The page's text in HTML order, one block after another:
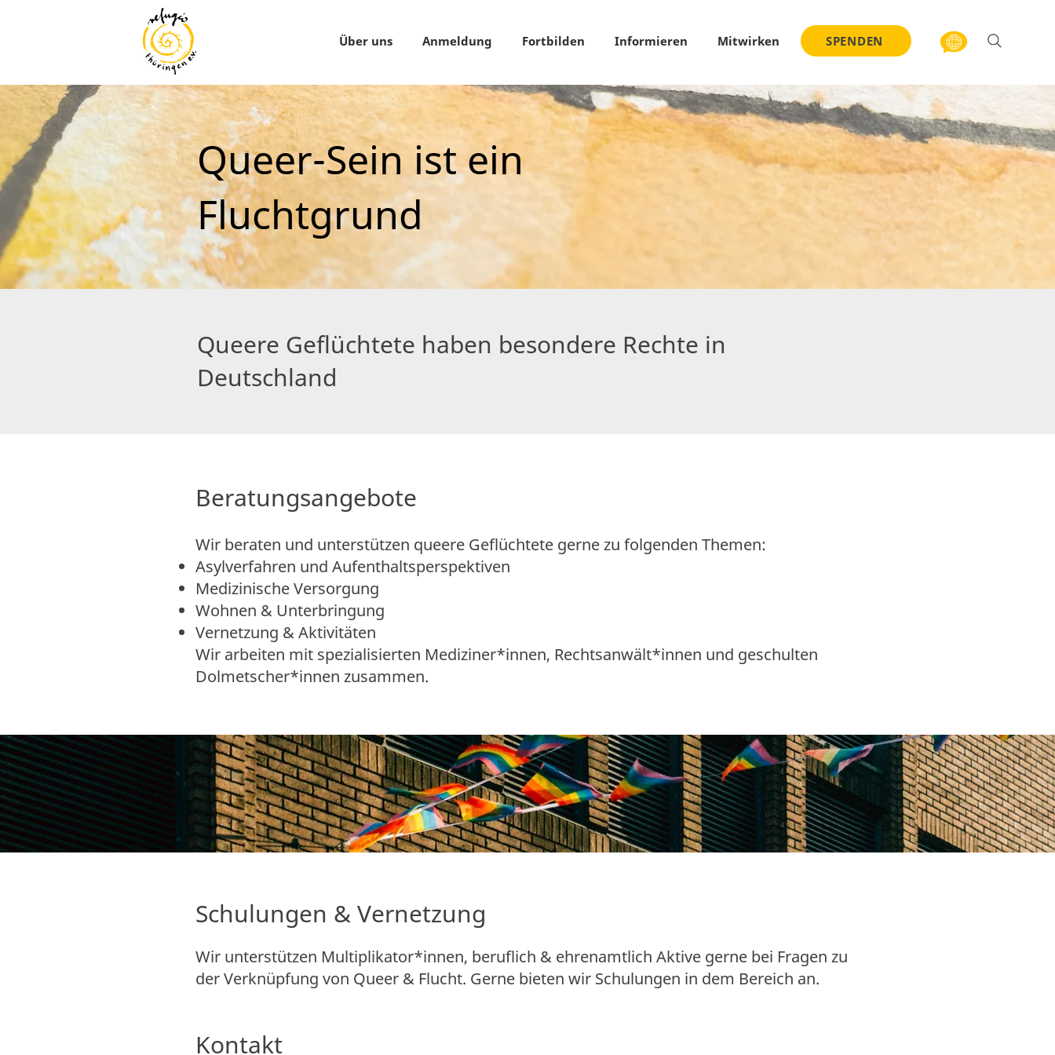
Über uns Anmeldung Fortbilden Informieren Mitwirken SPENDEN
Queer-Sein ist ein
Fluchtgrund
Queere Geflüchtete haben besondere Rechte in
Deutschland
Beratungsangebote
Wir beraten und unterstützen queere Geflüchtete gerne zu folgenden Themen:
Asylverfahren und Aufenthaltsperspektiven
Medizinische Versorgung
Wohnen & Unterbringung
Vernetzung & Aktivitäten
Wir arbeiten mit spezialisierten Mediziner*innen, Rechtsanwält*innen und geschulten
Dolmetscher*innen zusammen.
Schulungen & Vernetzung
Wir unterstützen Multiplikator*innen, beruflich & ehrenamtlich Aktive gerne bei Fragen zu
der Verknüpfung von Queer & Flucht. Gerne bieten wir Schulungen in dem Bereich an.
Kontakt